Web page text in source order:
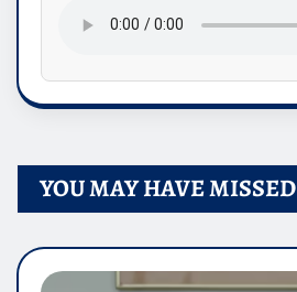
YOU MAY HAVE MISSED